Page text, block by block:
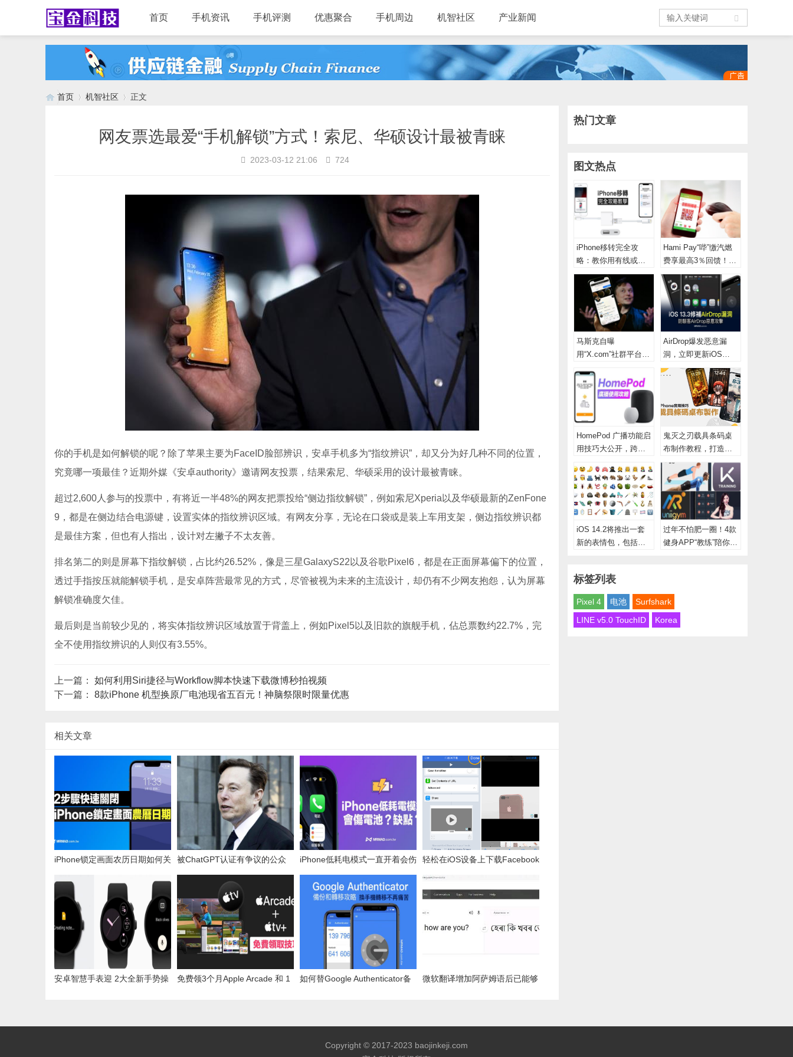
首页 手机资讯 手机评测 优惠聚合 手机周边 机智社区 产业新闻
首页 机智社区 正文
网友票选最爱“手机解锁”方式！索尼、华硕设计最被青睐
2023-03-12 21:06 724
你的手机是如何解锁的呢？除了苹果主要为FaceID脸部辨识，安卓手机多为“指纹辨识”，却又分为好几种不同的位置，
究竟哪一项最佳？近期外媒《安卓authority》邀请网友投票，结果索尼、华硕采用的设计最被青睐。
超过2,600人参与的投票中，有将近一半48%的网友把票投给“侧边指纹解锁”，例如索尼Xperia以及华硕最新的ZenFone
9，都是在侧边结合电源键，设置实体的指纹辨识区域。有网友分享，无论在口袋或是装上车用支架，侧边指纹辨识都
是最佳方案，但也有人指出，设计对左撇子不太友善。
排名第二的则是屏幕下指纹解锁，占比约26.52%，像是三星GalaxyS22以及谷歌Pixel6，都是在正面屏幕偏下的位置，
透过手指按压就能解锁手机，是安卓阵营最常见的方式，尽管被视为未来的主流设计，却仍有不少网友抱怨，认为屏幕
解锁准确度欠佳。
最后则是当前较少见的，将实体指纹辨识区域放置于背盖上，例如Pixel5以及旧款的旗舰手机，佔总票数约22.7%，完
全不使用指纹辨识的人则仅有3.55%。
上一篇： 如何利用Siri捷径与Workflow脚本快速下载微博秒拍视频
下一篇： 8款iPhone 机型换原厂电池现省五百元！神脑祭限时限量优惠
相关文章
iPhone锁定画面农历日期如何关
被ChatGPT认证有争议的公众
iPhone低耗电模式一直开着会伤
轻松在iOS设备上下载Facebook
高清视频，操作简便、画质优异
安卓智慧手表迎 2大全新手势操
免费领3个月Apple Arcade 和 1
如何替Google Authenticator备
微软翻译增加阿萨姆语后已能够
热门文章
图文热点
iPhone移转完全攻
略：教你用有线或
WiFi替新旧iPhone转
移资料
Hami Pay“哔”缴汽燃
费享最高3％回馈！点
数折抵消费“有感”升级
马斯克自曝
用“X.com”社群平台取
想歪
AirDrop爆发恶意漏
洞，立即更新iOS
13.3 即可防止遭受攻
HomePod 广播功能启
用技巧大公开，跨设
鬼灭之刃载具条码桌
布制作教程，打造个
性化动漫锁定画面技
巧分享
iOS 14.2将推出一套
新的表情包，包括跨
过年不怕肥一圈！4款
健身APP“教练”陪你运
标签列表
Pixel 4 电池
Surfshark
LINE v5.0 TouchID
Korea
Copyright © 2017-2023 baojinkeji.com